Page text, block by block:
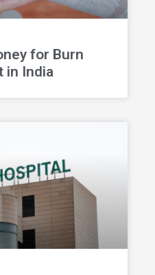
for Burn
in India